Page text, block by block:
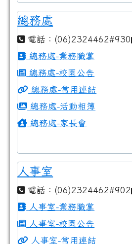
總務處
電話：(06)2324462#930
總務處-業務職掌
總務處-校園公告
總務處-常用連結
總務處-活動相簿
總務處-家長會
人事室
電話：(06)2324462#902
人事室-業務職掌
人事室-校園公告
人事室-常用連結